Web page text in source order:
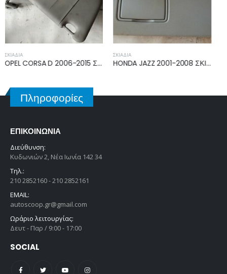
ΣΚΙΆΔΙΑ ΚΑΣΤΆΝΙΑ ΧΕΙΡΟΦΡΈΝΟΥ
TOYOTA AYGO 2006-2014, CITROEN C1 2006-2014, PEUGEOT 107 2006-2014 ΚΑΣΤΑΝΙΑ ΧΕΙΡΟΦΡΕΝΟΥ
Πληροφορίες
ΕΠΙΚΟΙΝΩΝΊΑ
Διεύθυνση:
Κυδωνιών 2, Νέα Ιωνία 142 34
Τηλ.:
210 2852160 - 210 2852161
EMAIL:
autoscoop.gr@gmail.com
Ωράριο λειτουργίας:
Δευτ - Παρ / 9:00 - 17:00
SOCIAL